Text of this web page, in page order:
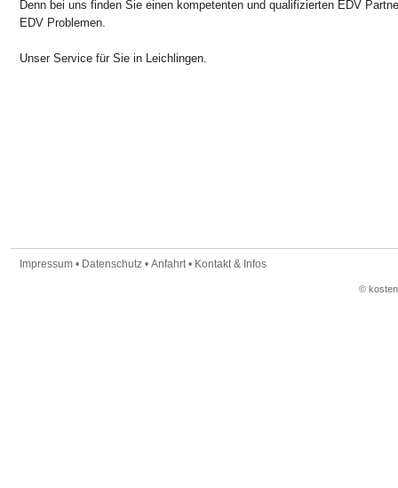
Denn bei uns finden Sie einen kompetenten und qualifizierten EDV
EDV Problemen.
Unser Service für Sie in Leichlingen.
Impressum • Datenschutz • Anfahrt• Kontakt & Infos
©